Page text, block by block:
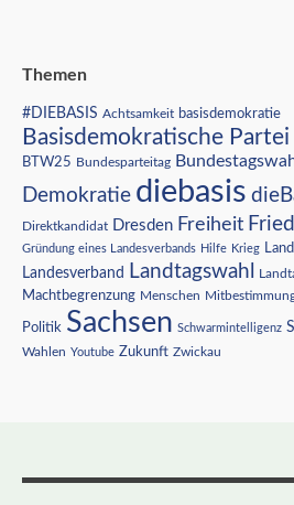
Themen
#DIEBASIS Achtsamkeit basisdemokratie
Basisdemokratische
BTW25 Bundesparteitag
Demokratie diebasis
Direktkandidat Dresden Freiheit
Gründung eines Landesverbands Hilfe Krieg
Landesverband Landtagswahl
Machtbegrenzung Menschen
Politik Sachsen Schwarmintelligenz
Wahlen Youtube Zukunft Zwickau